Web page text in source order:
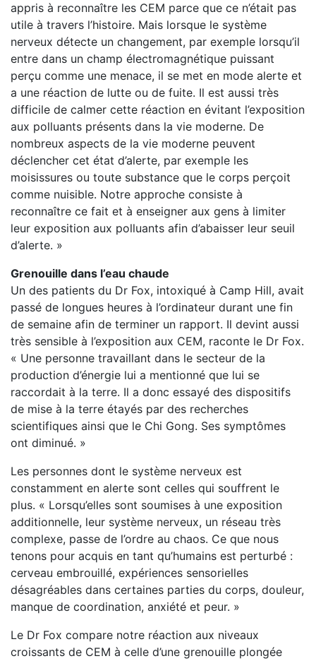
appris à reconnaître les CEM parce que ce n’était pas
utile à travers l’histoire. Mais lorsque le système
nerveux détecte un changement, par exemple lorsqu’il
entre dans un champ électromagnétique puissant
perçu comme une menace, il se met en mode alerte et
a une réaction de lutte ou de fuite. Il est aussi très
difficile de calmer cette réaction en évitant l’exposition
aux polluants présents dans la vie moderne. De
nombreux aspects de la vie moderne peuvent
déclencher cet état d’alerte, par exemple les
moisissures ou toute substance que le corps perçoit
comme nuisible. Notre approche consiste à
reconnaître ce fait et à enseigner aux gens à limiter
leur exposition aux polluants afin d’abaisser leur seuil
d’alerte. »
Grenouille dans l’eau chaude
Un des patients du Dr Fox, intoxiqué à Camp Hill, avait
passé de longues heures à l’ordinateur durant une fin
de semaine afin de terminer un rapport. Il devint aussi
très sensible à l’exposition aux CEM, raconte le Dr Fox.
« Une personne travaillant dans le secteur de la
production d’énergie lui a mentionné que lui se
raccordait à la terre. Il a donc essayé des dispositifs
de mise à la terre étayés par des recherches
scientifiques ainsi que le Chi Gong. Ses symptômes
ont diminué. »
Les personnes dont le système nerveux est
constamment en alerte sont celles qui souffrent le
plus. « Lorsqu’elles sont soumises à une exposition
additionnelle, leur système nerveux, un réseau très
complexe, passe de l’ordre au chaos. Ce que nous
tenons pour acquis en tant qu’humains est perturbé :
cerveau embrouillé, expériences sensorielles
désagréables dans certaines parties du corps, douleur,
manque de coordination, anxiété et peur. »
Le Dr Fox compare notre réaction aux niveaux
croissants de CEM à celle d’une grenouille plongée